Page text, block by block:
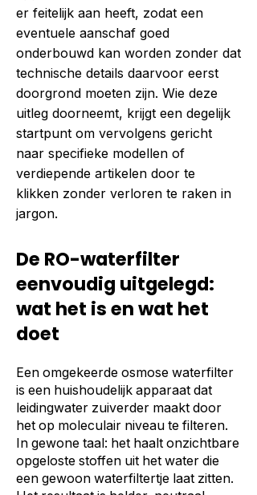
er feitelijk aan heeft, zodat een
eventuele aanschaf goed
onderbouwd kan worden zonder dat
technische details daarvoor eerst
doorgrond moeten zijn. Wie deze
uitleg doorneemt, krijgt een degelijk
startpunt om vervolgens gericht
naar specifieke modellen of
verdiepende artikelen door te
klikken zonder verloren te raken in
jargon.
De RO-waterfilter
eenvoudig uitgelegd:
wat het is en wat het
doet
Een omgekeerde osmose waterfilter
is een huishoudelijk apparaat dat
leidingwater zuiverder maakt door
het op moleculair niveau te filteren.
In gewone taal: het haalt onzichtbare
opgeloste stoffen uit het water die
een gewoon waterfiltertje laat zitten.